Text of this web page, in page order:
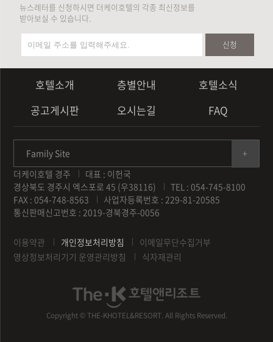
뉴스레터를 신청하시면 더케이호텔의 각종 최신정보를
받아보실 수 있습니다.
신청
호텔소개 층별안내
호텔소식
공고게시판
오시는길 FAQ
Family Site
더케이호텔 경주
대표 : 이헌국
경상북도 경주시 엑스포로 45 (우38116)
TEL : 054-745-8100
FAX : 054-748-8563
사업자등록번호 : 229-81-20585
통신판매신고번호 : 2019-경북경주-0056
이용약관 개인정보처리방침
이메일무단수집거부
영상정보처리기기 운영관리방침
식자재관리
Copyright © THE-KHOTEL&RESORT. All Rights Reserved.